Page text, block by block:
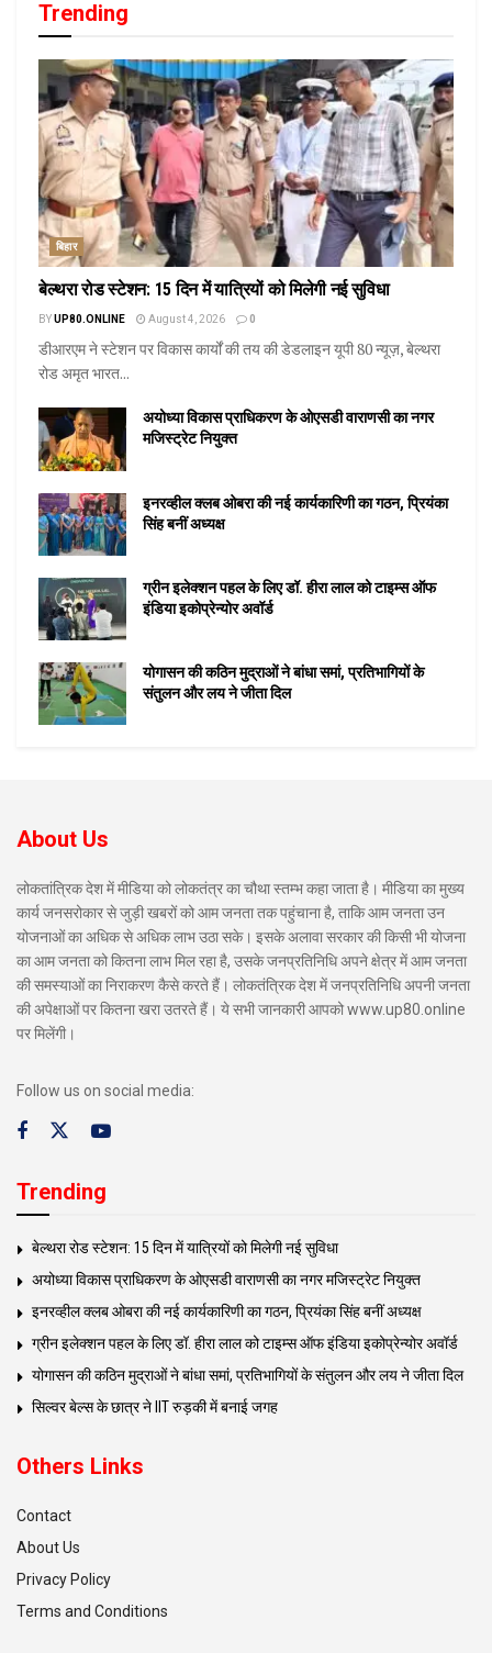
Trending
बिहार
बेल्थरा रोड स्टेशन: 15 दिन में यात्रियों को मिलेगी नई सुविधा
BYUP80.ONLINE August 4, 2026 0
डीआरएम ने स्टेशन पर विकास कार्यों की तय की डेडलाइन यूपी 80 न्यूज़, बेल्थरा
रोड अमृत भारत...
अयोध्या विकास प्राधिकरण के ओएसडी वाराणसी का नगर
मजिस्ट्रेट नियुक्त
इनरव्हील क्लब ओबरा की नई कार्यकारिणी का गठन, प्रियंका
सिंह बनीं अध्यक्ष
ग्रीन इलेक्शन पहल के लिए डॉ. हीरा लाल को टाइम्स ऑफ
इंडिया इकोप्रेन्योर अवॉर्ड
योगासन की कठिन मुद्राओं ने बांधा समां, प्रतिभागियों के
संतुलन और लय ने जीता दिल
About Us
लोकतांत्रिक देश में मीडिया को लोकतंत्र का चौथा स्तम्भ कहा जाता है। मीडिया का मुख्य
कार्य जनसरोकार से जुड़ी खबरों को आम जनता तक पहुंचाना है, ताकि आम जनता उन
योजनाओं का अधिक से अधिक लाभ उठा सके। इसके अलावा सरकार की किसी भी योजना
का आम जनता को कितना लाभ मिल रहा है, उसके जनप्रतिनिधि अपने क्षेत्र में आम जनता
की समस्याओं का निराकरण कैसे करते हैं। लोकतंत्रिक देश में जनप्रतिनिधि अपनी जनता
की अपेक्षाओं पर कितना खरा उतरते हैं। ये सभी जानकारी आपको www.up80.online
पर मिलेंगी।
Follow us on social media:
Trending
बेल्थरा रोड स्टेशन: 15 दिन में यात्रियों को मिलेगी नई सुविधा
अयोध्या विकास प्राधिकरण के ओएसडी वाराणसी का नगर मजिस्ट्रेट नियुक्त
इनरव्हील क्लब ओबरा की नई कार्यकारिणी का गठन, प्रियंका सिंह बनीं अध्यक्ष
ग्रीन इलेक्शन पहल के लिए डॉ. हीरा लाल को टाइम्स ऑफ इंडिया इकोप्रेन्योर अवॉर्ड
योगासन की कठिन मुद्राओं ने बांधा समां, प्रतिभागियों के संतुलन और लय ने जीता दिल
सिल्वर बेल्स के छात्र ने IIT रुड़की में बनाई जगह
Others Links
Contact
About Us
Privacy Policy
Terms and Conditions